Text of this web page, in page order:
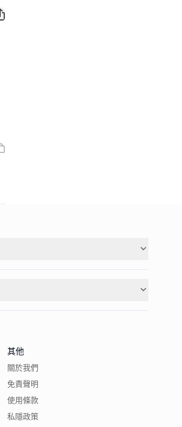
其他
關於我們
免責聲明
使用條款
私隱政策